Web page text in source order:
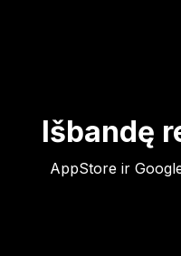
Išbandę
AppStore ir